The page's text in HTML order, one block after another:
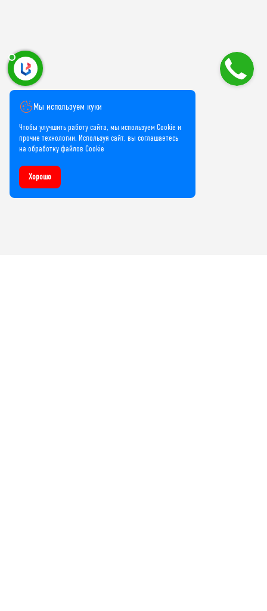
Мы используем куки
Чтобы улучшить работу сайта, мы используем Cookie и
прочие технологии. Используя сайт, вы соглашаетесь
на обработку файлов Cookie
Хорошо